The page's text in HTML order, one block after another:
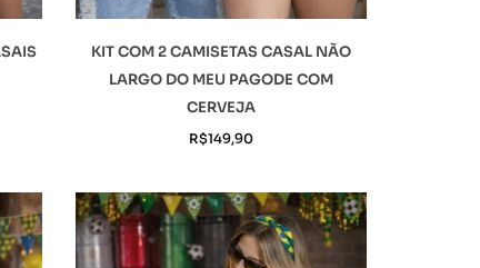
KIT COM 2 CAMISETAS CASAL NÃO
LARGO DO MEU PAGODE COM
CERVEJA
R$149,90